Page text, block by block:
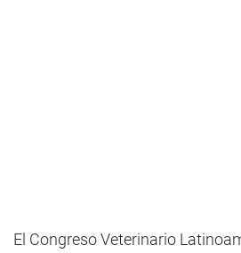
El Congreso Veterinario